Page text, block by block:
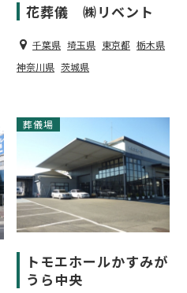
花葬儀 ㈱リベント
千葉県 埼玉県 東京都 栃木県
神奈川県 茨城県
葬儀場
トモエホールかすみが
うら中央